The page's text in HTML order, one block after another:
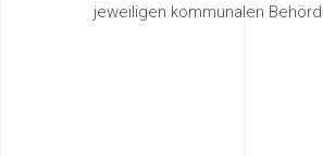
jeweiligen kommunalen